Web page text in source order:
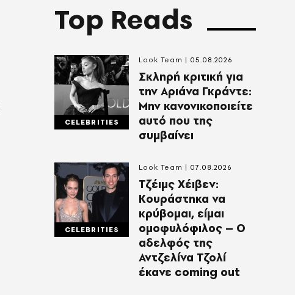
Top Reads
CELEBRITIES
Σκληρή κριτική για
την Αριάνα Γκράντε:
Μην κανονικοποιείτε
αυτό που της
συμβαίνει
Look Team 05.08.2026
CELEBRITIES
Τζέιμς Χέιβεν:
Κουράστηκα να
κρύβομαι, είμαι
ομοφυλόφιλος – Ο
αδελφός της
Αντζελίνα Τζολί
έκανε coming out
Look Team 07.08.2026